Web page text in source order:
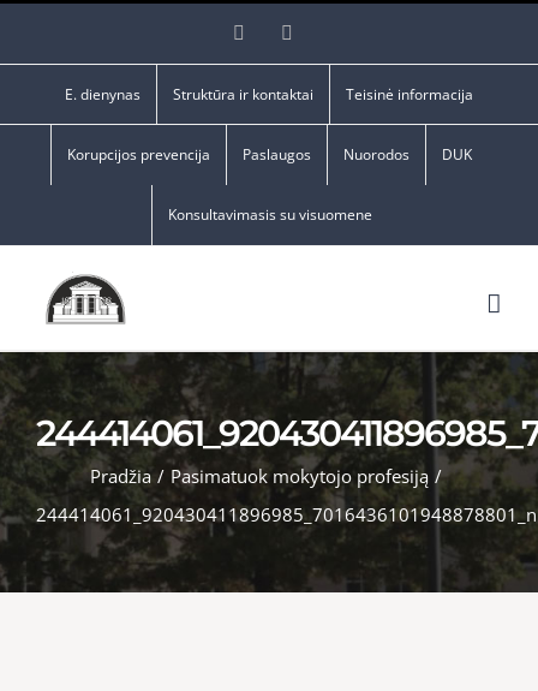
Facebook
E. dienynas Struktūra ir kontaktai Teisinė informacija
Korupcijos prevencija Paslaugos Nuorodos DUK
Konsultavimasis su visuomene
Pradžia / Pasimatuok mokytojo profesiją /
244414061_920430411896985_7016436101948878801_n